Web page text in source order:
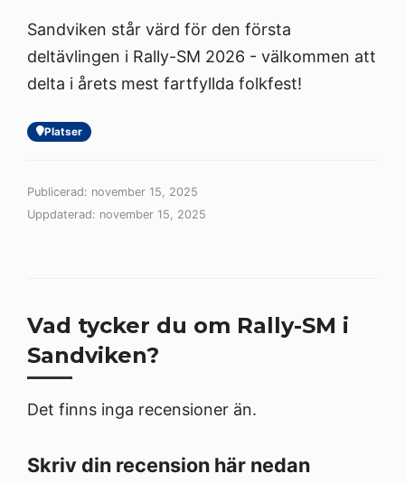
Sandviken står värd för den första
deltävlingen i Rally-SM 2026 - välkommen att
delta i årets mest fartfyllda folkfest!
Platser
Publicerad: november 15, 2025
Uppdaterad: november 15, 2025
Vad tycker du om Rally-SM i
Sandviken?
Det finns inga recensioner än.
Skriv din recension här nedan